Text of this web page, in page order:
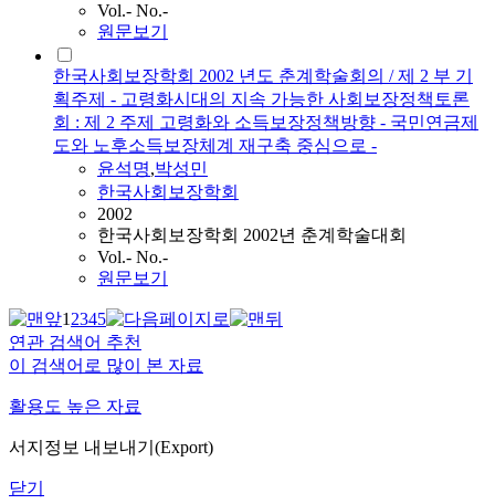
Vol.- No.-
원문보기
한국사회보장학회 2002 년도 춘계학술회의 / 제 2 부 기
획주제 - 고령화시대의 지속 가능한 사회보장정책토론
회 : 제 2 주제 고령화와 소득보장정책방향 - 국민연금제
도와 노후소득보장체계 재구축 중심으로 -
윤석명,박성민
한국사회보장학회
2002
한국사회보장학회 2002년 춘계학술대회
Vol.- No.-
원문보기
12345
연관 검색어 추천
이 검색어로 많이 본 자료
활용도 높은 자료
서지정보 내보내기(Export)
닫기